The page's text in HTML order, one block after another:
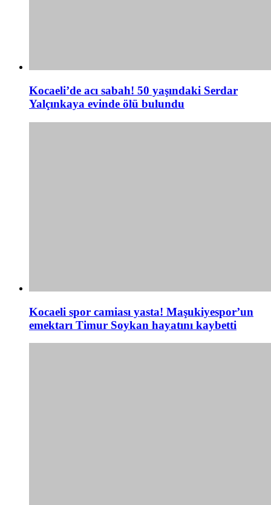
Kocaeli’de acı sabah! 50 yaşındaki Serdar
Yalçınkaya evinde ölü bulundu
Kocaeli spor camiası yasta! Maşukiyespor’un
emektarı Timur Soykan hayatını kaybetti